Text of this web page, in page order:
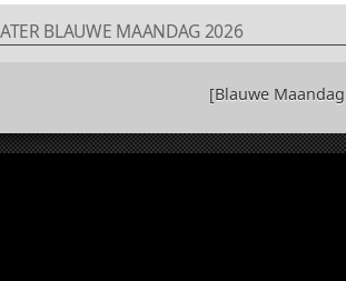
BLAUWE MAANDAG 2026
[Blauwe